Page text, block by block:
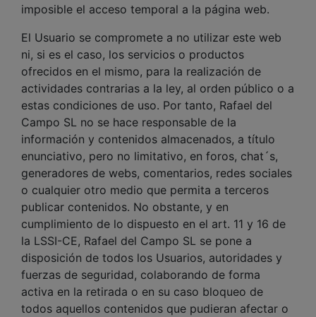
imposible el acceso temporal a la página web.
El Usuario se compromete a no utilizar este web
ni, si es el caso, los servicios o productos
ofrecidos en el mismo, para la realización de
actividades contrarias a la ley, al orden público o a
estas condiciones de uso. Por tanto, Rafael del
Campo SL no se hace responsable de la
información y contenidos almacenados, a título
enunciativo, pero no limitativo, en foros, chat´s,
generadores de webs, comentarios, redes sociales
o cualquier otro medio que permita a terceros
publicar contenidos. No obstante, y en
cumplimiento de lo dispuesto en el art. 11 y 16 de
la LSSI-CE, Rafael del Campo SL se pone a
disposición de todos los Usuarios, autoridades y
fuerzas de seguridad, colaborando de forma
activa en la retirada o en su caso bloqueo de
todos aquellos contenidos que pudieran afectar o